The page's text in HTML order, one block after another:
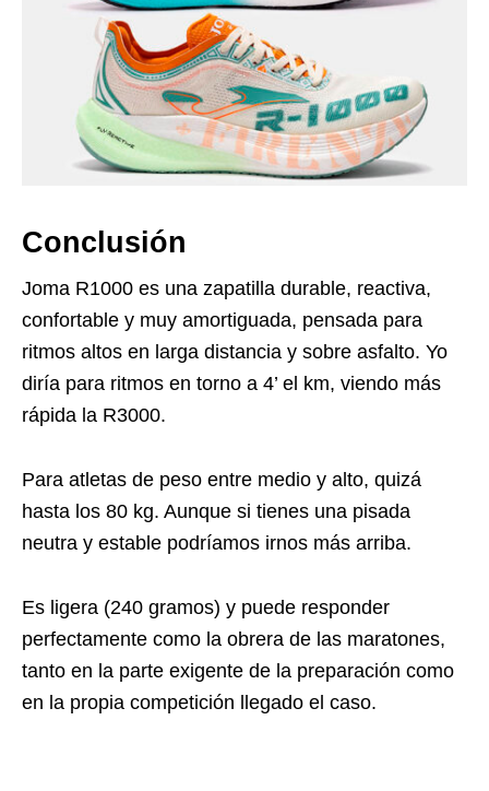
Conclusión
Joma R1000 es una zapatilla durable, reactiva,
confortable y muy amortiguada, pensada para
ritmos altos en larga distancia y sobre asfalto. Yo
diría para ritmos en torno a 4’ el km, viendo más
rápida la R3000.
Para atletas de peso entre medio y alto, quizá
hasta los 80 kg. Aunque si tienes una pisada
neutra y estable podríamos irnos más arriba.
Es ligera (240 gramos) y puede responder
perfectamente como la obrera de las maratones,
tanto en la parte exigente de la preparación como
en la propia competición llegado el caso.